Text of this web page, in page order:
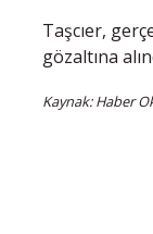
Taşcıer,
gözaltına
Kaynak: Haber